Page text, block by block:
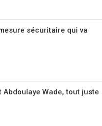
sécuritaire qui va
Wade, tout juste